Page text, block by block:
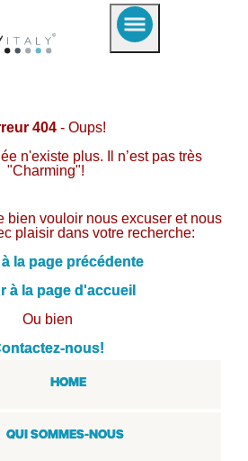
404 - Oups!
n'existe plus. Il n’est pas très
"Charming"!
bien vouloir nous excuser et nous
plaisir dans votre recherche:
la page précédente
à la page d'accueil
Ou bien
nous!
HOME
QUI SOMMES-NOUS